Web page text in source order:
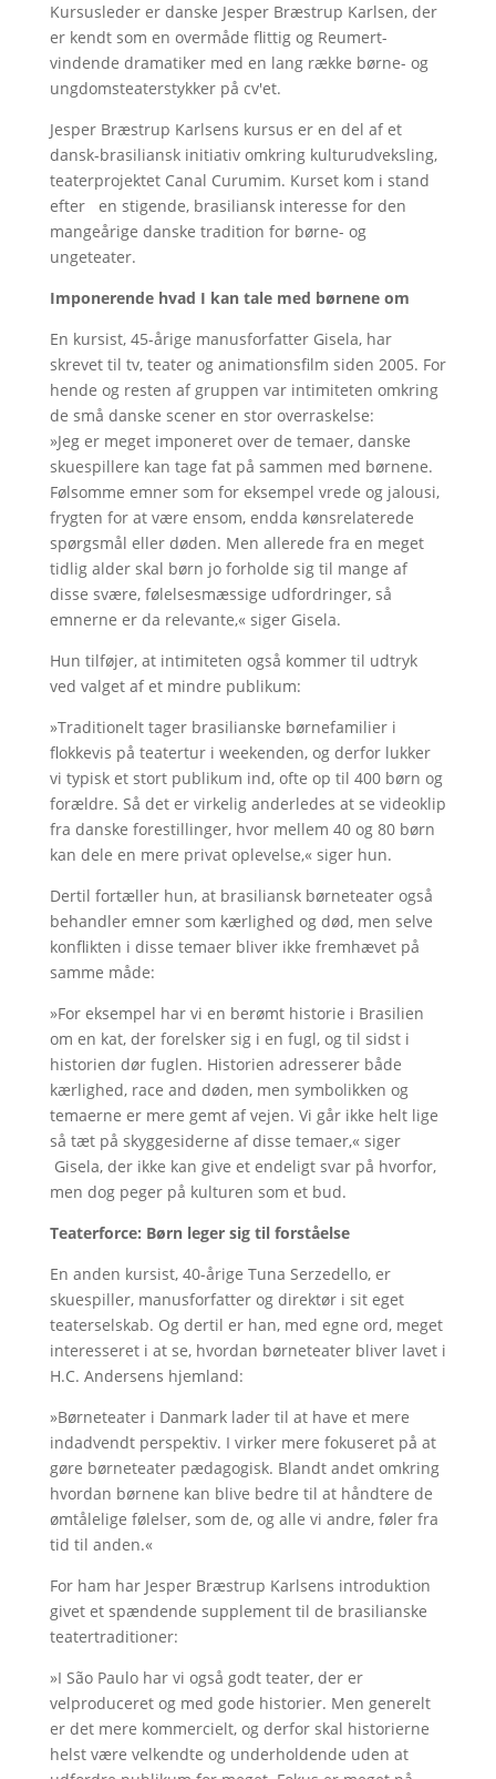
Kursusleder er danske Jesper Bræstrup Karlsen, der
er kendt som en overmåde flittig og Reumert-
vindende dramatiker med en lang række børne- og
ungdomsteaterstykker på cv'et.
Jesper Bræstrup Karlsens kursus er en del af et
dansk-brasiliansk initiativ omkring kulturudveksling,
teaterprojektet Canal Curumim. Kurset kom i stand
efter en stigende, brasiliansk interesse for den
mangeårige danske tradition for børne- og
ungeteater.
Imponerende hvad I kan tale med børnene om
En kursist, 45-årige manusforfatter Gisela, har
skrevet til tv, teater og animationsfilm siden 2005. For
hende og resten af gruppen var intimiteten omkring
de små danske scener en stor overraskelse:
»Jeg er meget imponeret over de temaer, danske
skuespillere kan tage fat på sammen med børnene.
Følsomme emner som for eksempel vrede og jalousi,
frygten for at være ensom, endda kønsrelaterede
spørgsmål eller døden. Men allerede fra en meget
tidlig alder skal børn jo forholde sig til mange af
disse svære, følelsesmæssige udfordringer, så
emnerne er da relevante,« siger Gisela.
Hun tilføjer, at intimiteten også kommer til udtryk
ved valget af et mindre publikum:
»Traditionelt tager brasilianske børnefamilier i
flokkevis på teatertur i weekenden, og derfor lukker
vi typisk et stort publikum ind, ofte op til 400 børn og
forældre. Så det er virkelig anderledes at se videoklip
fra danske forestillinger, hvor mellem 40 og 80 børn
kan dele en mere privat oplevelse,« siger hun.
Dertil fortæller hun, at brasiliansk børneteater også
behandler emner som kærlighed og død, men selve
konflikten i disse temaer bliver ikke fremhævet på
samme måde:
»For eksempel har vi en berømt historie i Brasilien
om en kat, der forelsker sig i en fugl, og til sidst i
historien dør fuglen. Historien adresserer både
kærlighed, race and døden, men symbolikken og
temaerne er mere gemt af vejen. Vi går ikke helt lige
så tæt på skyggesiderne af disse temaer,« siger
Gisela, der ikke kan give et endeligt svar på hvorfor,
men dog peger på kulturen som et bud.
Teaterforce: Børn leger sig til forståelse
En anden kursist, 40-årige Tuna Serzedello, er
skuespiller, manusforfatter og direktør i sit eget
teaterselskab. Og dertil er han, med egne ord, meget
interesseret i at se, hvordan børneteater bliver lavet i
H.C. Andersens hjemland:
»Børneteater i Danmark lader til at have et mere
indadvendt perspektiv. I virker mere fokuseret på at
gøre børneteater pædagogisk. Blandt andet omkring
hvordan børnene kan blive bedre til at håndtere de
ømtålelige følelser, som de, og alle vi andre, føler fra
tid til anden.«
For ham har Jesper Bræstrup Karlsens introduktion
givet et spændende supplement til de brasilianske
teatertraditioner:
»I São Paulo har vi også godt teater, der er
velproduceret og med gode historier. Men generelt
er det mere kommercielt, og derfor skal historierne
helst være velkendte og underholdende uden at